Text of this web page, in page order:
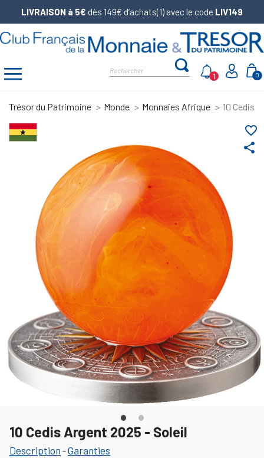
LIVRAISON à 5€ dès 149€ d’achats(1) avec le code LIV149
0
1
Trésor du Patrimoine Monde Monnaies Afrique 10 Cedis
share
favorite_border
10 Cedis Argent 2025 - Soleil
Description -Garanties